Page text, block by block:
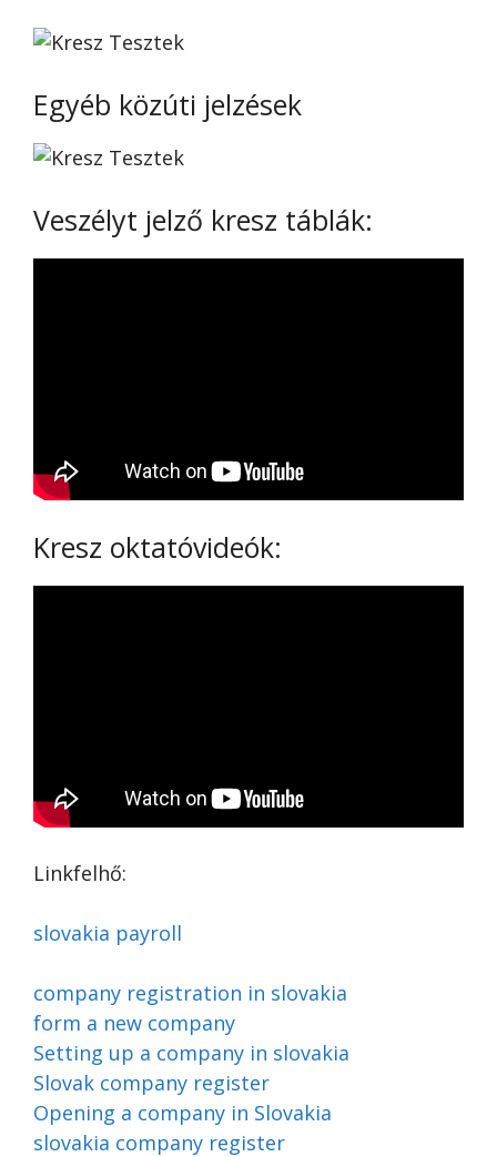
Egyéb közúti jelzések
Veszélyt jelző kresz táblák:
Kresz oktatóvideók:
Linkfelhő:
slovakia payroll
company registration in slovakia
form a new company
Setting up a company in slovakia
Slovak company register
Opening a company in Slovakia
slovakia company register